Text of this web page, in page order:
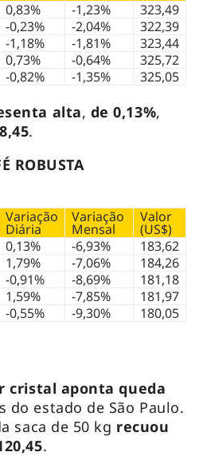
0,83% -1,23%
323,49
-0,23% -2,04%
322,39
-1,18% -1,81%
323,44
0,73% -0,64%
325,72
-0,82% -1,35% 325,05
alta, de 0,13%,
.
ROBUSTA
Variação
Diária
Variação
Mensal
Valor
(US$)
0,13% -6,93%
183,62
1,79% -7,06%
184,26
-0,91% -8,69%
181,18
1,59% -7,85%
181,97
-0,55% -9,30% 180,05
cristal aponta queda
do estado de São Paulo.
saca de 50 kg recuou
.